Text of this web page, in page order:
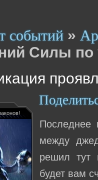
событий »
Силы по
Последнее
между
решил тут
будет вам